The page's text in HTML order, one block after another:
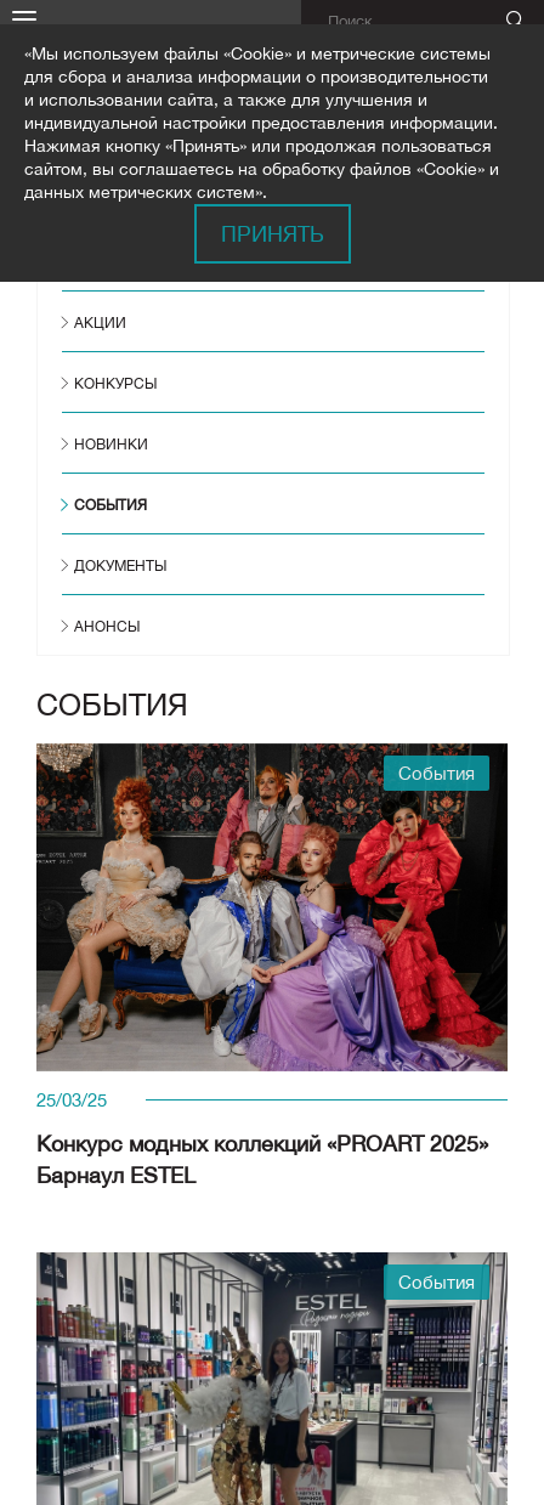
ГЛАВНАЯ НОВОСТИ СОБЫТИЯ
АКЦИИ
КОНКУРСЫ
НОВИНКИ
СОБЫТИЯ
ДОКУМЕНТЫ
АНОНСЫ
СОБЫТИЯ
События
25/03/25
Конкурс модных коллекций «PROART 2025»
Барнаул ESTEL
События
«Мы используем файлы «Cookie» и метрические системы
для сбора и анализа информации о производительности
и использовании сайта, а также для улучшения и
индивидуальной настройки предоставления информации.
Нажимая кнопку «Принять» или продолжая пользоваться
сайтом, вы соглашаетесь на обработку файлов «Cookie» и
данных метрических систем».
ПРИНЯТЬ